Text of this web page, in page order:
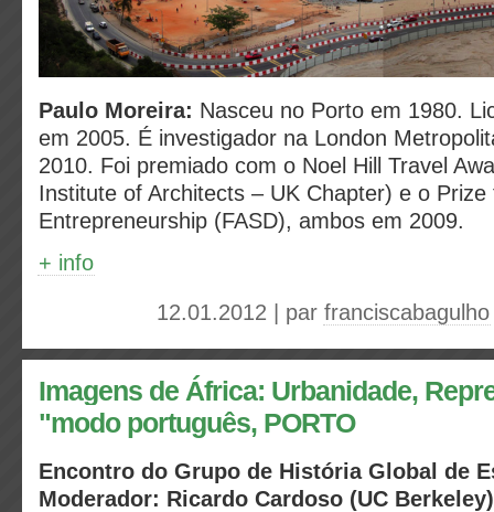
Paulo Moreira: Nasceu no Porto em 1980.
em 2005. É investigador na London
2010. Foi premiado com o Noel Hill Travel
Institute of Architects – UK Chapter) e o Prize
Entrepreneurship (FASD), ambos em 2009.
+ info
12.01.2012 | par franciscabagulho
Imagens de África: Urbanidade,
"modo português, PORTO
Encontro do Grupo de História Global de
Moderador: Ricardo Cardoso (UC Berkeley)